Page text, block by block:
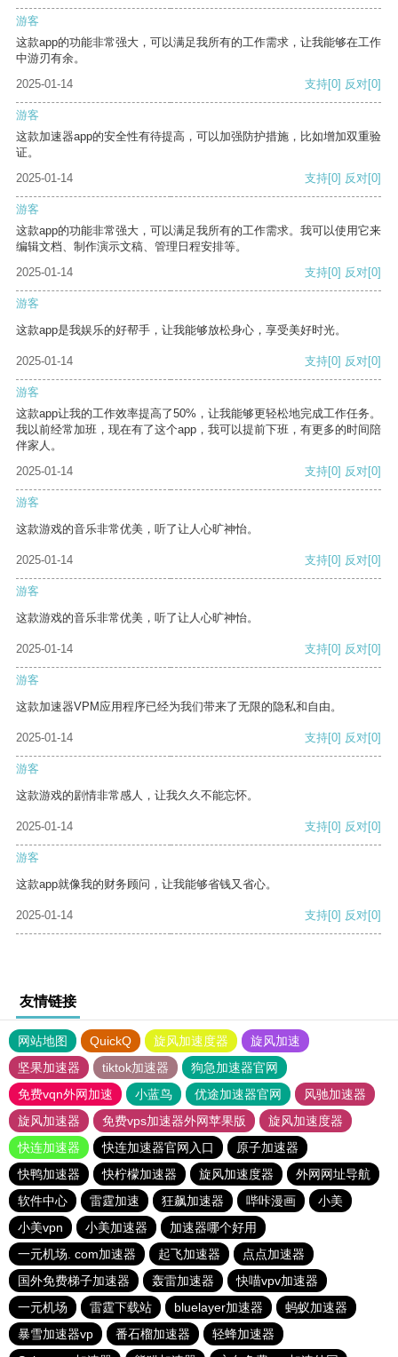
游客
这款app的功能非常强大，可以满足我所有的工作需求，让我能够在工作
中游刃有余。
2025-01-14
支持[0] 反对[0]
游客
这款加速器app的安全性有待提高，可以加强防护措施，比如增加双重验
证。
2025-01-14
支持[0] 反对[0]
游客
这款app的功能非常强大，可以满足我所有的工作需求。我可以使用它来
编辑文档、制作演示文稿、管理日程安排等。
2025-01-14
支持[0] 反对[0]
游客
这款app是我娱乐的好帮手，让我能够放松身心，享受美好时光。
2025-01-14 支持[0] 反对[0]
游客
这款app让我的工作效率提高了50%，让我能够更轻松地完成工作任务。
我以前经常加班，现在有了这个app，我可以提前下班，有更多的时间陪
伴家人。
2025-01-14
支持[0] 反对[0]
游客
这款游戏的音乐非常优美，听了让人心旷神怡。
2025-01-14 支持[0] 反对[0]
游客
这款游戏的音乐非常优美，听了让人心旷神怡。
2025-01-14 支持[0] 反对[0]
游客
这款加速器VPM应用程序已经为我们带来了无限的隐私和自由。
2025-01-14 支持[0] 反对[0]
游客
这款游戏的剧情非常感人，让我久久不能忘怀。
2025-01-14 支持[0] 反对[0]
游客
这款app就像我的财务顾问，让我能够省钱又省心。
2025-01-14 支持[0] 反对[0]
友情链接
网站地图 QuickQ 旋风加速度器
旋风加速
坚果加速器
tiktok加速器
狗急加速器官网
免费vqn外网加速
小蓝鸟 优途加速器官网
风驰加速器
旋风加速器
免费vps加速器外网苹果版
旋风加速度器
快连加速器
快连加速器官网入口
原子加速器
快鸭加速器
快柠檬加速器 旋风加速度器
外网网址导航
软件中心
雷霆加速 狂飙加速器 哔咔漫画
小美
小美vpn
小美加速器
加速器哪个好用
一元机场. com加速器
起飞加速器
点点加速器
国外免费梯子加速器
轰雷加速器
快喵vpv加速器
一元机场
雷霆下载站 bluelayer加速器
蚂蚁加速器
暴雪加速器vp
番石榴加速器
轻蜂加速器